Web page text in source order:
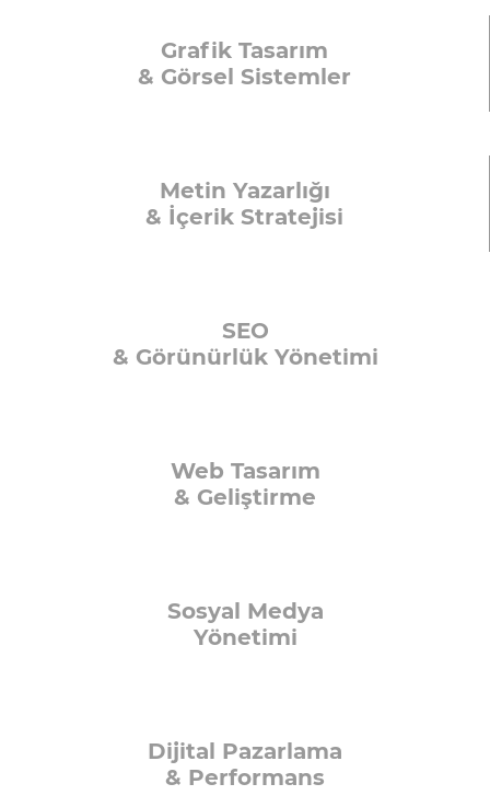
Grafik Tasarım
& Görsel Sistemler
Metin Yazarlığı
& İçerik Stratejisi
SEO
& Görünürlük Yönetimi
Web Tasarım
& Geliştirme
Sosyal Medya
Yönetimi
Dijital Pazarlama
& Performans